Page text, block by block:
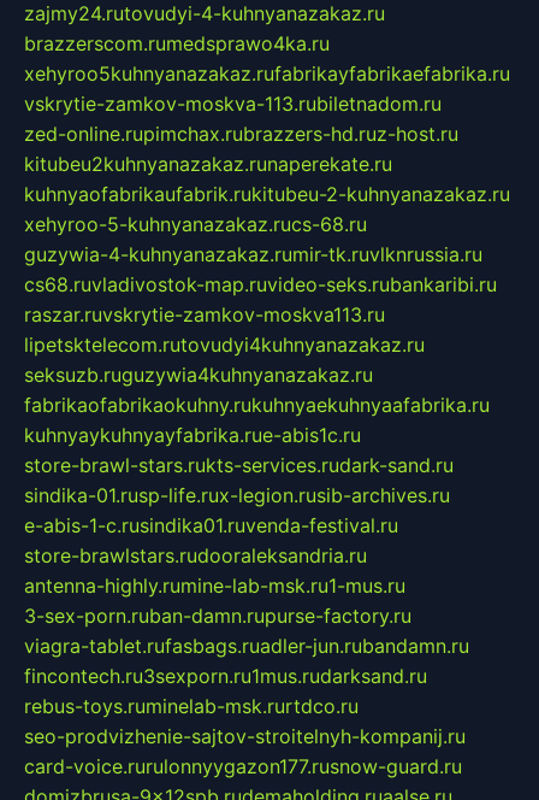
zajmy24.rutovudyi-4-kuhnyanazakaz.ru
brazzerscom.rumedsprawo4ka.ru
xehyroo5kuhnyanazakaz.rufabrikayfabrikaefabrika.ru
vskrytie-zamkov-moskva-113.rubiletnadom.ru
zed-online.rupimchax.rubrazzers-hd.ruz-host.ru
kitubeu2kuhnyanazakaz.runaperekate.ru
kuhnyaofabrikaufabrik.rukitubeu-2-kuhnyanazakaz.ru
xehyroo-5-kuhnyanazakaz.rucs-68.ru
guzywia-4-kuhnyanazakaz.rumir-tk.ruvlknrussia.ru
cs68.ruvladivostok-map.ruvideo-seks.rubankaribi.ru
raszar.ruvskrytie-zamkov-moskva113.ru
lipetsktelecom.rutovudyi4kuhnyanazakaz.ru
seksuzb.ruguzywia4kuhnyanazakaz.ru
fabrikaofabrikaokuhny.rukuhnyaekuhnyaafabrika.ru
kuhnyaykuhnyayfabrika.rue-abis1c.ru
store-brawl-stars.rukts-services.rudark-sand.ru
sindika-01.rusp-life.rux-legion.rusib-archives.ru
e-abis-1-c.rusindika01.ruvenda-festival.ru
store-brawlstars.rudooraleksandria.ru
antenna-highly.rumine-lab-msk.ru1-mus.ru
3-sex-porn.ruban-damn.rupurse-factory.ru
viagra-tablet.rufasbags.ruadler-jun.rubandamn.ru
fincontech.ru3sexporn.ru1mus.rudarksand.ru
rebus-toys.ruminelab-msk.rurtdco.ru
seo-prodvizhenie-sajtov-stroitelnyh-kompanij.ru
card-voice.rurulonnyygazon177.rusnow-guard.ru